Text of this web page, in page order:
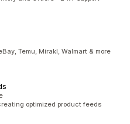
Temu, Mirakl, Walmart & more
optimized product feeds